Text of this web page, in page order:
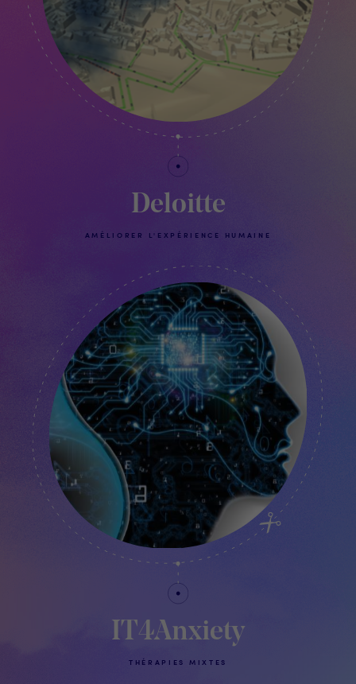
Deloitte
AMÉLIORER L'EXPÉRIENCE HUMAINE
IT4Anxiety
THÉRAPIES MIXTES